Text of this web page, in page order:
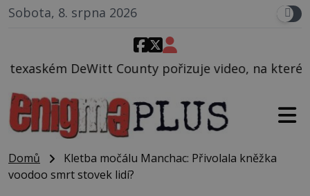
Sobota, 8. srpna 2026
County pořizuje video, na kterém před jeho
Domů
Kletba močálu Manchac: Přivolala kněžka
voodoo smrt stovek lidí?